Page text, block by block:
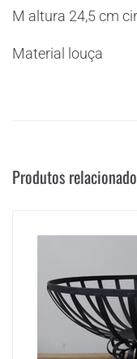
M altura 24,5 cm
Material louça
Produtos